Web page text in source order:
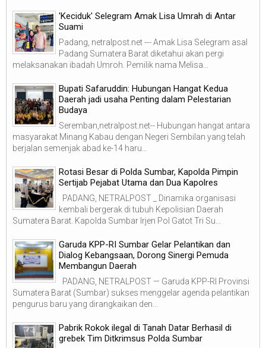
'Keciduk' Selegram Amak Lisa Umrah di Antar
Suami
Padang, netralpost.net --- Amak Lisa Selegram asal
Padang Sumatera Barat diketahui akan pergi
melaksanakan ibadah Umroh. Pemilik nama Melisa...
Bupati Safaruddin: Hubungan Hangat Kedua
Daerah jadi usaha Penting dalam Pelestarian
Budaya
Seremban,netralpost.net-- Hubungan hangat antara
masyarakat Minang Kabau dengan Negeri Sembilan yang telah
berjalan semenjak abad ke-14 haru...
Rotasi Besar di Polda Sumbar, Kapolda Pimpin
Sertijab Pejabat Utama dan Dua Kapolres
PADANG, NETRALPOST _ Dinamika organisasi
kembali bergerak di tubuh Kepolisian Daerah
Sumatera Barat. Kapolda Sumbar Irjen Pol Gatot Tri Su...
Garuda KPP-RI Sumbar Gelar Pelantikan dan
Dialog Kebangsaan, Dorong Sinergi Pemuda
Membangun Daerah
PADANG, NETRALPOST — Garuda KPP-RI Provinsi
Sumatera Barat (Sumbar) sukses menggelar agenda pelantikan
pengurus baru yang dirangkaikan den...
Pabrik Rokok ilegal di Tanah Datar Berhasil di
grebek Tim Ditkrimsus Polda Sumbar